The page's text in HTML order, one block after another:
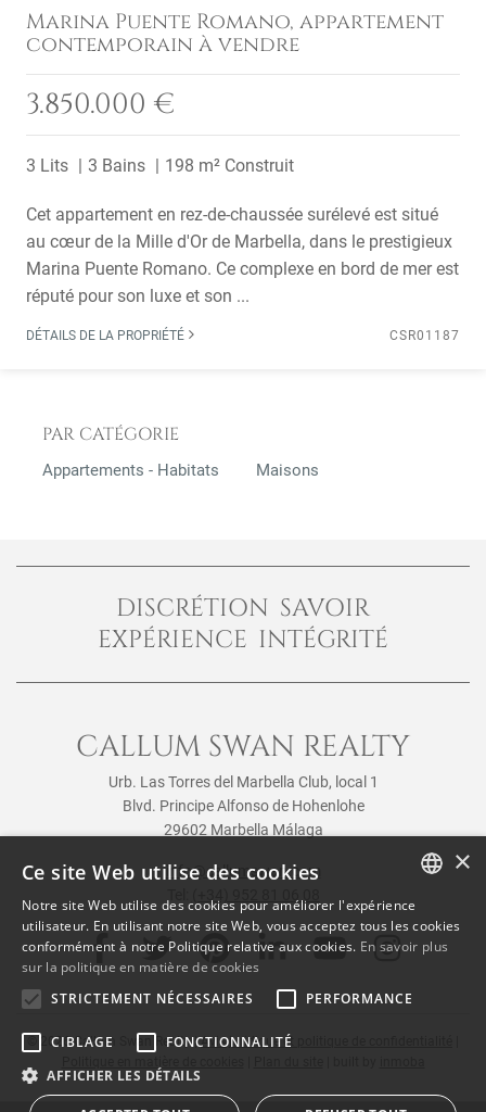
Marina Puente Romano, appartement
contemporain à vendre
3.850.000 €
3 Lits 3 Bains 198 m² Construit
Cet appartement en rez-de-chaussée surélevé est situé
au cœur de la Mille d'Or de Marbella, dans le prestigieux
Marina Puente Romano. Ce complexe en bord de mer est
réputé pour son luxe et son ...
DÉTAILS DE LA PROPRIÉTÉ CSR01187
PAR CATÉGORIE
Appartements - Habitats Maisons
DISCRÉTION SAVOIR
EXPÉRIENCE INTÉGRITÉ
CALLUM SWAN REALTY
Urb. Las Torres del Marbella Club, local 1
Blvd. Principe Alfonso de Hohenlohe
29602 Marbella Málaga
info@callumswan.com
© 2026Callum Swan Realty|Avis juridique et politique de confidentialité
ENGLISH
SPANISH
FRENCH
×
Ce site Web utilise des cookies
Notre site Web utilise des cookies pour améliorer l'expérience
utilisateur. En utilisant notre site Web, vous acceptez tous les cookies
conformément à notre Politique relative aux cookies. En savoir plus
sur la politique en matière de cookies
STRICTEMENT NÉCESSAIRES
PERFORMANCE
CIBLAGE
FONCTIONNALITÉ
AFFICHER LES DÉTAILS